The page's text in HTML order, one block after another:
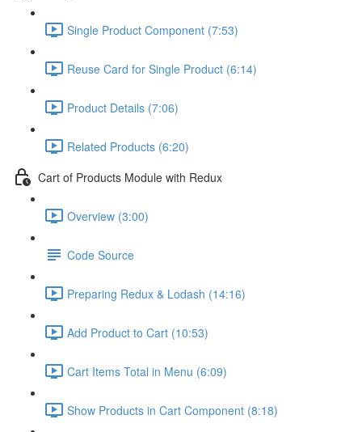
Single Product Component (7:53)
Reuse Card for Single Product (6:14)
Product Details (7:06)
Related Products (6:20)
Cart of Products Module with Redux
Overview (3:00)
Code Source
Preparing Redux & Lodash (14:16)
Add Product to Cart (10:53)
Cart Items Total in Menu (6:09)
Show Products in Cart Component (8:18)